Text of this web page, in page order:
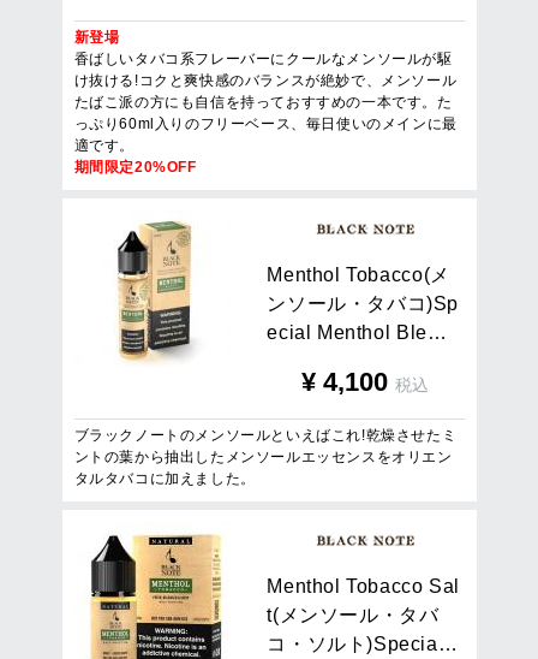
新登場
香ばしいタバコ系フレーバーにクールなメンソールが駆
け抜ける!コクと爽快感のバランスが絶妙で、メンソール
たばこ派の方にも自信を持っておすすめの一本です。た
っぷり60ml入りのフリーベース、毎日使いのメインに最
適です。
期間限定20%OFF
Mentho Tobacco( メ
ン ソ ール ・ タバコ)Sp
ecia Mentho B le…
¥ 4,100 税込
ブラックノートのメンソールといえばこれ!乾燥させたミ
ントの葉から抽出したメンソールエッセンスをオリエン
タルタバコに加えました。
Mentho Tobacco Sa
t( メ ン ソー ル ・ タバ
コ
・ ソ ル ト)Specia …